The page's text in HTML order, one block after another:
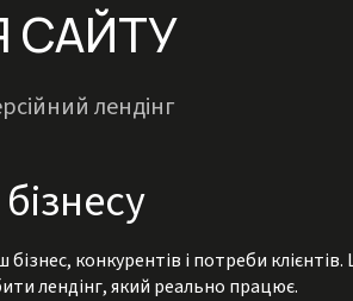
САЙТУ
лендінг
конкурентів і потреби
лендінг, який реально працює.